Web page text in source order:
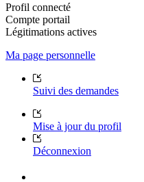
Profil connecté
Compte portail
Légitimations actives
Ma page personnelle
Suivi des demandes
Mise à jour du profil
Déconnexion